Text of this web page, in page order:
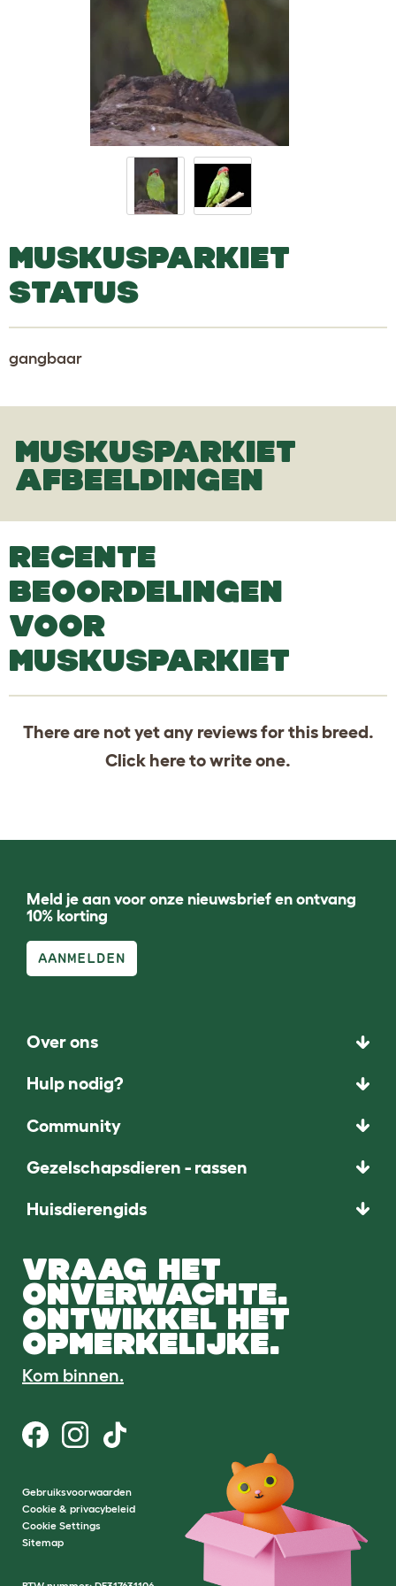
MUSKUSPARKIET
STATUS
gangbaar
MUSKUSPARKIET
AFBEELDINGEN
RECENTE
BEOORDELINGEN
VOOR
MUSKUSPARKIET
There are not yet any reviews for this breed.
Click hereto write one.
Meld je aan voor onze nieuwsbrief en ontvang
10% korting
AANMELDEN
Over ons
Hulp nodig?
Community
Gezelschapsdieren - rassen
Huisdierengids
VRAAG HET
ONVERWACHTE.
ONTWIKKEL HET
OPMERKELIJKE.
Kom binnen.
Gebruiksvoorwaarden
Cookie & privacybeleid
Cookie Settings
Sitemap